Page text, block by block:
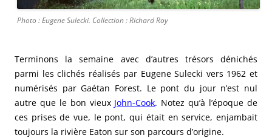
Photo : Eugene Sulecki. Collection : Richard Roy
Terminons la semaine avec d’autres trésors dénichés
parmi les clichés réalisés par Eugene Sulecki vers 1962 et
numérisés par Gaétan Forest. Le pont du jour n’est nul
autre que le bon vieux John-Cook. Notez qu’à l’époque de
ces prises de vue, le pont, qui était en service, enjambait
toujours la rivière Eaton sur son parcours d’origine.